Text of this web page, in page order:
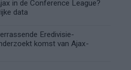
in de Conference League?
data
Eredivisie-
komst van Ajax-